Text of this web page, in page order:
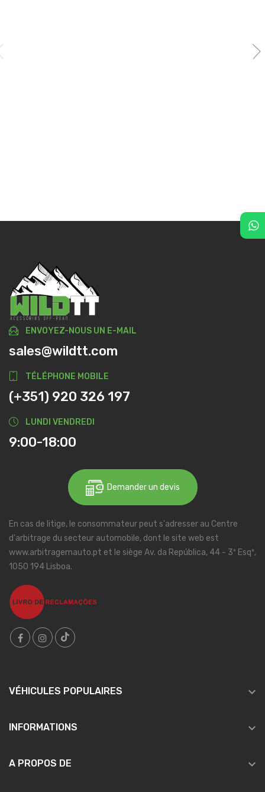
ENVOYEZ-NOUS UN E-MAIL
sales@wildtt.com
TÉLÉPHONE MOBILE
(+351) 920 326 197
LUNDI VENDREDI
9:00-18:00
Demander un devis
En cas de litige, le consommateur peut s'adresser au Centre
d'arbitrage du secteur automobile, dont le site web est
www.arbitragemauto.pt et le siège Av. da República, 44 - 3º Esqº,
1050 194 Lisboa.
VÉHICULES POPULAIRES 
INFORMATIONS 
A PROPOS DE 